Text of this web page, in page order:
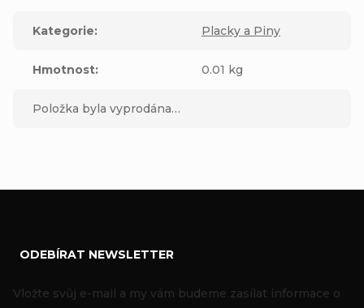
Kategorie: Placky a Piny
Hmotnost: 0.01 kg
Položka byla vyprodána…
ODEBÍRAT NEWSLETTER
Vložte svůj e-mail a my vám budeme zasílat informace o